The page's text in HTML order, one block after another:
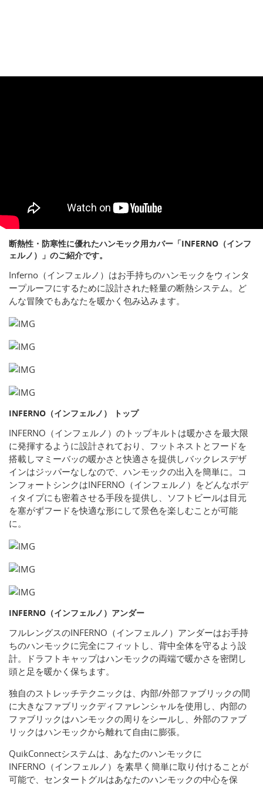
断熱性・防寒性に優れたハンモック用カバー「INFERNO（インフ
ェルノ）」のご紹介です。
Inferno（インフェルノ）はお手持ちのハンモックをウィンタ
ープルーフにするために設計された軽量の断熱システム。ど
んな冒険でもあなたを暖かく包み込みます。
INFERNO（インフェルノ） トップ
INFERNO（インフェルノ）のトップキルトは暖かさを最大限
に発揮するように設計されており、フットネストとフードを
搭載しマミーバッの暖かさと快適さを提供しバックレスデザ
インはジッパーなしなので、ハンモックの出入を簡単に。コ
ンフォートシンクはINFERNO（インフェルノ）をどんなボデ
ィタイプにも密着させる手段を提供し、ソフトビールは目元
を塞がずフードを快適な形にして景色を楽しむことが可能
に。
INFERNO（インフェルノ）アンダー
フルレングスのINFERNO（インフェルノ）アンダーはお手持
ちのハンモックに完全にフィットし、背中全体を守るよう設
計。ドラフトキャップはハンモックの両端で暖かさを密閉し
頭と足を暖かく保ちます。
独自のストレッチテクニックは、内部/外部ファブリックの間
に大きなファブリックディファレンシャルを使用し、内部の
ファブリックはハンモックの周りをシールし、外部のファブ
リックはハンモックから離れて自由に膨張。
QuikConnectシステムは、あなたのハンモックに
INFERNO（インフェルノ）を素早く簡単に取り付けることが
可能で、センタートグルはあなたのハンモックの中心を保